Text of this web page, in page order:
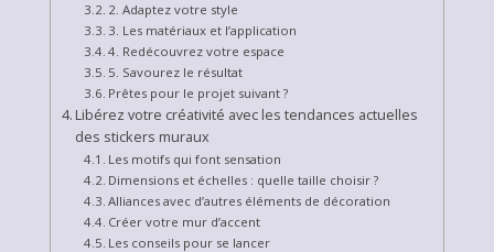
2. Adaptez votre style
3. Les matériaux et l’application
4. Redécouvrez votre espace
5. Savourez le résultat
Prêtes pour le projet suivant ?
Libérez votre créativité avec les tendances actuelles
des stickers muraux
Les motifs qui font sensation
Dimensions et échelles : quelle taille choisir ?
Alliances avec d’autres éléments de décoration
Créer votre mur d’accent
Les conseils pour se lancer